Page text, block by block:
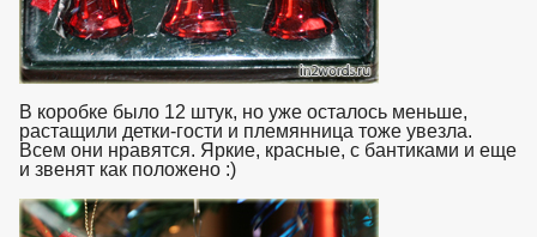
В коробке было 12 штук, но уже осталось меньше,
растащили детки-гости и племянница тоже увезла.
Всем они нравятся. Яркие, красные, с бантиками и еще
и звенят как положено :)